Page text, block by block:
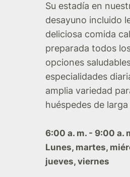
Su estadía en
desayuno incluido
deliciosa comida
preparada todos
opciones
especialidades
amplia variedad
huéspedes de
6:00 a. m. - 9:00 a.
Lunes, martes,
jueves, viernes